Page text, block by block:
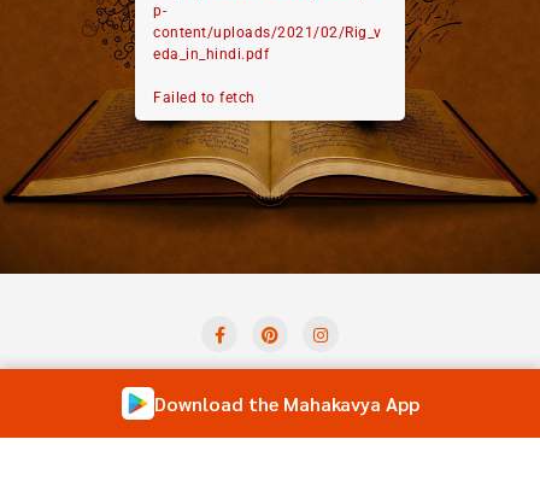
p-
content/uploads/2021/02/Rig_v
eda_in_hindi.pdf
Failed to fetch
Privacy Policy
Shloka of the Day
Forum
Download the Mahakavya App